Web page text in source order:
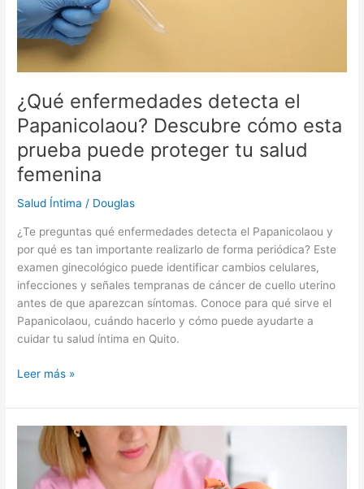
¿Qué enfermedades detecta el
Papanicolaou? Descubre cómo esta
prueba puede proteger tu salud
femenina
Salud Íntima / Douglas
¿Te preguntas qué enfermedades detecta el Papanicolaou y
por qué es tan importante realizarlo de forma periódica? Este
examen ginecológico puede identificar cambios celulares,
infecciones y señales tempranas de cáncer de cuello uterino
antes de que aparezcan síntomas. Conoce para qué sirve el
Papanicolaou, cuándo hacerlo y cómo puede ayudarte a
cuidar tu salud íntima en Quito.
prueba
puede
proteger
tu
salud
femenina
Leer más »
Papanicolaou
Quito: